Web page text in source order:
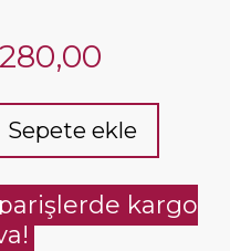
Sepete ekle
kargo